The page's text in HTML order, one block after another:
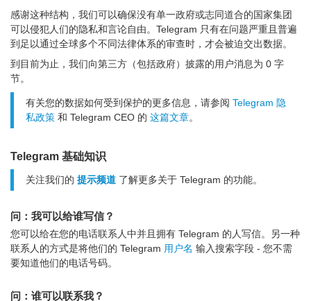
感谢这种结构，我们可以确保没有单一政府或志同道合的国家集团
可以侵犯人们的隐私和言论自由。Telegram 只有在问题严重且普遍
到足以通过全球多个不同法律体系的审查时，才会被迫交出数据。
到目前为止，我们向第三方（包括政府）披露的用户消息为 0 字
节。
有关您的数据如何受到保护的更多信息，请参阅 Telegram 隐
私政策 和 Telegram CEO 的 这篇文章。
Telegram 基础知识
关注我们的 提示频道 了解更多关于 Telegram 的功能。
问：我可以给谁写信？
您可以给在您的电话联系人中并且拥有 Telegram 的人写信。另一种
联系人的方式是将他们的 Telegram 用户名 输入搜索字段 - 您不需
要知道他们的电话号码。
问：谁可以联系我？